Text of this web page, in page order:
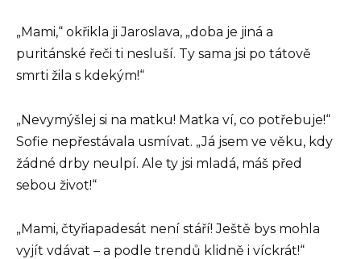
„Mami,“ okřikla ji Jaroslava, „doba je jiná a
puritánské řeči ti nesluší. Ty sama jsi po tátově
smrti žila s kdekým!“
„Nevymýšlej si na matku! Matka ví, co potřebuje!“
Sofie nepřestávala usmívat. „Já jsem ve věku, kdy
žádné drby neulpí. Ale ty jsi mladá, máš před
sebou život!“
„Mami, čtyřiapadesát není stáří! Ještě bys mohla
vyjít vdávat – a podle trendů klidně i víckrát!“